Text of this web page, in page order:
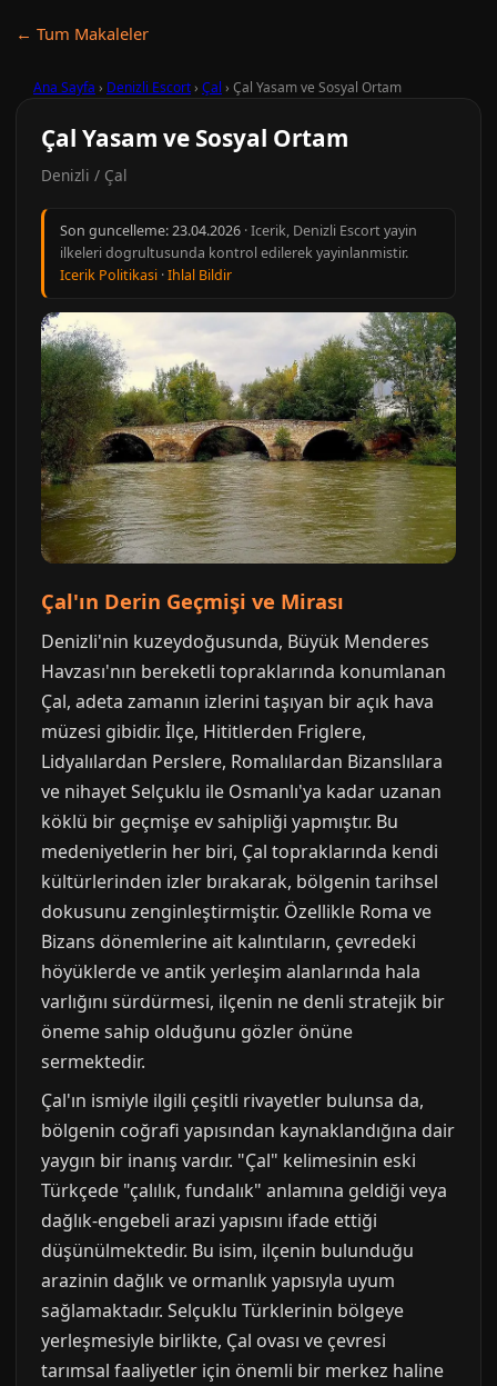
← Tum Makaleler
Ana Sayfa › Denizli Escort› Çal › Çal Yasam ve Sosyal Ortam
Çal Yasam ve Sosyal Ortam
Denizli / Çal
Son guncelleme:23.04.2026 · Icerik, Denizli Escort yayin
ilkeleri dogrultusunda kontrol edilerek yayinlanmistir.
Icerik Politikasi ·Ihlal Bildir
Çal'ın Derin Geçmişi ve Mirası
Denizli'nin kuzeydoğusunda, Büyük Menderes
Havzası'nın bereketli topraklarında konumlanan
Çal, adeta zamanın izlerini taşıyan bir açık hava
müzesi gibidir. İlçe, Hititlerden Friglere,
Lidyalılardan Perslere, Romalılardan Bizanslılara
ve nihayet Selçuklu ile Osmanlı'ya kadar uzanan
köklü bir geçmişe ev sahipliği yapmıştır. Bu
medeniyetlerin her biri, Çal topraklarında kendi
kültürlerinden izler bırakarak, bölgenin tarihsel
dokusunu zenginleştirmiştir. Özellikle Roma ve
Bizans dönemlerine ait kalıntıların, çevredeki
höyüklerde ve antik yerleşim alanlarında hala
varlığını sürdürmesi, ilçenin ne denli stratejik bir
öneme sahip olduğunu gözler önüne
sermektedir.
Çal'ın ismiyle ilgili çeşitli rivayetler bulunsa da,
bölgenin coğrafi yapısından kaynaklandığına dair
yaygın bir inanış vardır. "Çal" kelimesinin eski
Türkçede "çalılık, fundalık" anlamına geldiği veya
dağlık-engebeli arazi yapısını ifade ettiği
düşünülmektedir. Bu isim, ilçenin bulunduğu
arazinin dağlık ve ormanlık yapısıyla uyum
sağlamaktadır. Selçuklu Türklerinin bölgeye
yerleşmesiyle birlikte, Çal ovası ve çevresi
tarımsal faaliyetler için önemli bir merkez haline